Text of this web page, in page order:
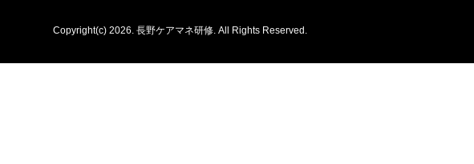
Copyright(c) 2026. 長野ケアマネ研修. All Rights Reserved.